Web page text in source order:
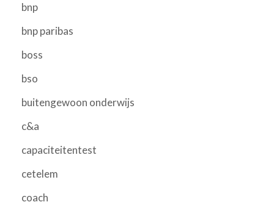
bnp
bnp paribas
boss
bso
buitengewoon onderwijs
c&a
capaciteitentest
cetelem
coach